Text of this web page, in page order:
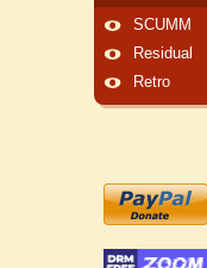
SCUMM
Residual
Retro